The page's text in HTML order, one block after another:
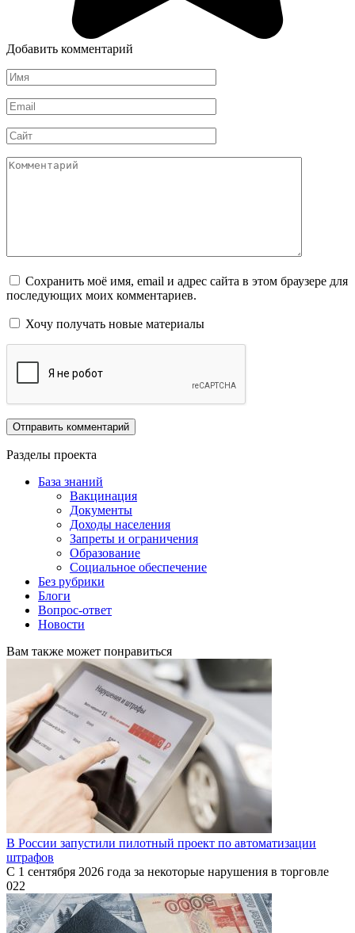
Добавить комментарий
Имя
*
Email
*
Сайт
Комментарий
Сохранить моё имя, email и адрес сайта в этом браузере для
последующих моих комментариев.
Хочу получать новые материалы
Разделы проекта
База знаний
Вакцинация
Документы
Доходы населения
Запреты и ограничения
Образование
Социальное обеспечение
Без рубрики
Блоги
Вопрос-ответ
Новости
Вам также может понравиться
В России запустили пилотный проект по автоматизации
штрафов
С 1 сентября 2026 года за некоторые нарушения в торговле
022